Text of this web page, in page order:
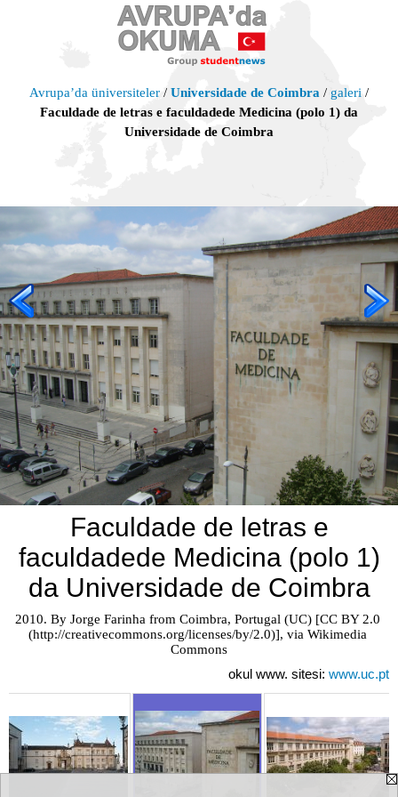
Avrupa’da üniversiteler / Universidade de Coimbra / galeri /
Faculdade de letras e faculdadede Medicina (polo 1) da
Universidade de Coimbra
Faculdade de letras e
faculdadede Medicina (polo 1)
da Universidade de Coimbra
2010. By Jorge Farinha from Coimbra, Portugal (UC) [CC BY 2.0
(http://creativecommons.org/licenses/by/2.0)], via Wikimedia
Commons
okul www. sitesi: www.uc.pt